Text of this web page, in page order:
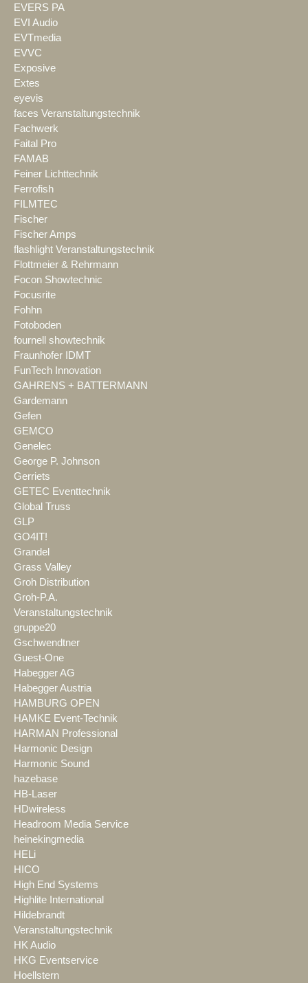
EVERS PA
EVI Audio
EVTmedia
EVVC
Exposive
Extes
eyevis
faces Veranstaltungstechnik
Fachwerk
Faital Pro
FAMAB
Feiner Lichttechnik
Ferrofish
FILMTEC
Fischer
Fischer Amps
flashlight Veranstaltungstechnik
Flottmeier & Rehrmann
Focon Showtechnic
Focusrite
Fohhn
Fotoboden
fournell showtechnik
Fraunhofer IDMT
FunTech Innovation
GAHRENS + BATTERMANN
Gardemann
Gefen
GEMCO
Genelec
George P. Johnson
Gerriets
GETEC Eventtechnik
Global Truss
GLP
GO4IT!
Grandel
Grass Valley
Groh Distribution
Groh-P.A.
Veranstaltungstechnik
gruppe20
Gschwendtner
Guest-One
Habegger AG
Habegger Austria
HAMBURG OPEN
HAMKE Event-Technik
HARMAN Professional
Harmonic Design
Harmonic Sound
hazebase
HB-Laser
HDwireless
Headroom Media Service
heinekingmedia
HELi
HICO
High End Systems
Highlite International
Hildebrandt
Veranstaltungstechnik
HK Audio
HKG Eventservice
Hoellstern